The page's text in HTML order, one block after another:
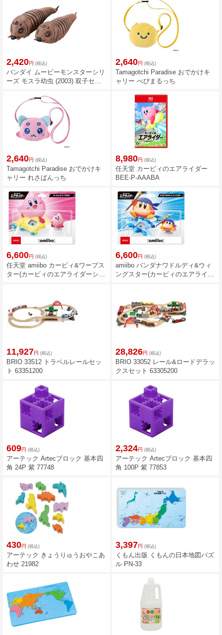
2,420円 (税込)
バンダイ ムービーモンスターシリ
ーズ モスラ幼虫 (2003) 双子セッ
2,640円 (税込)
Tamagotchi Paradise おでかけキ
ャリー べびまるっち
2,640円 (税込)
Tamagotchi Paradise おでかけキ
ャリー れさぱんっち
8,980円 (税込)
任天堂 カービィのエアライダー
BEE-P-AAABA
6,600円 (税込)
任天堂 amiibo カービィ&ワープス
ター(カービィのエアライダーシリ
6,600円 (税込)
amiibo バンダナワドルディ&ウィ
ングスター(カービィのエアライダ
11,927円 (税込)
BRIO 33512 トラベルレールセッ
ト 63351200
28,826円 (税込)
BRIO 33052 レール&ロードデラッ
クスセット 63305200
609円 (税込)
アーテック Artecブロック 基本四
角 24P 紫 77748
2,324円 (税込)
アーテック Artecブロック 基本四
角 100P 紫 77853
430円 (税込)
アーテック きょうりゅうおやこあ
わせ 21982
3,397円 (税込)
くもん出版 くもんの日本地図パズ
ル PN-33